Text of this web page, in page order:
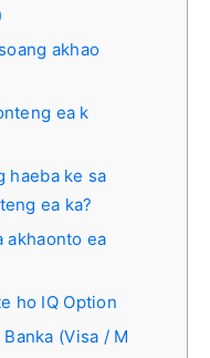
akhao
ea k
haeba ke sa
ea ka?
akhaonto ea
ho IQ Option
(Visa / M